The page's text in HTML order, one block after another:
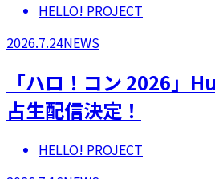
HELLO! PROJECT
2026.7.24NEWS
「ハロ！コン 2026」
占生配信決定！
HELLO! PROJECT